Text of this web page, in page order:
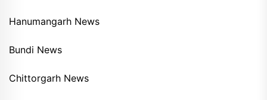
Hanumangarh News
Bundi News
Chittorgarh News